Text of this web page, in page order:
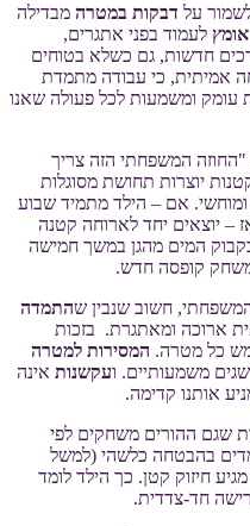
על דבקות במטרה מבדילה
אומץ לעמוד בפני אתגרים,
חדשות, גם כשלא בטוחים
אמיתית, כי עבודה מתמדת
עומק ומשמעות לכל פעולה שאנו
"החוזה המשפחתי הזה צריך
יוצרות תחושת מסוגלות
אם – הילד מתמיד שבוע
– יוצאים יחד לארוחה קטנה
המים מהגן במשך חמישה
משחק קופסה חדש.
חשוב שנבין שהתמדה
ארוכה ומאתגרת. בזכות
כל מטרה. המסירות למטרה
משמעותיים. ועקשנות אינה
אותנו קדימה.
שגם ההורים משחקים לפי
בהבטחה כלשהי (למשל
חיזוק קטן. כך הילד לומד
חד-צדדית.